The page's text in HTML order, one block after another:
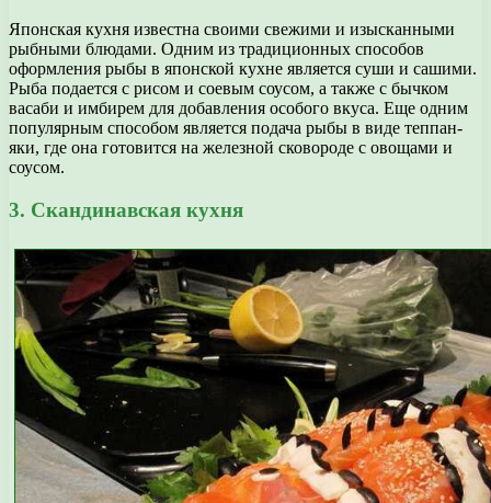
Японская кухня известна своими свежими и изысканными
рыбными блюдами. Одним из традиционных способов
оформления рыбы в японской кухне является суши и сашими.
Рыба подается с рисом и соевым соусом, а также с бычком
васаби и имбирем для добавления особого вкуса. Еще одним
популярным способом является подача рыбы в виде теппан-
яки, где она готовится на железной сковороде с овощами и
соусом.
3. Скандинавская кухня